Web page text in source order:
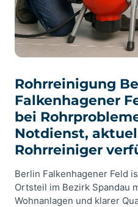
Rohrreinigung
Falkenhagener
bei
Notdienst,
Rohrreiniger
Berlin Falkenhagener Feld
Ortsteil im Bezirk Spandau
Wohnanlagen und klarer